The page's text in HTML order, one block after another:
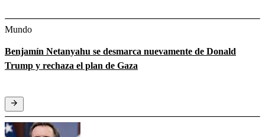
Mundo
Benjamín Netanyahu se desmarca nuevamente de Donald
Trump y rechaza el plan de Gaza